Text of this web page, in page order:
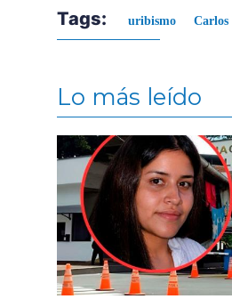
Tags: uribismo Carlos
Lo más leído
Contenido multimedia principal